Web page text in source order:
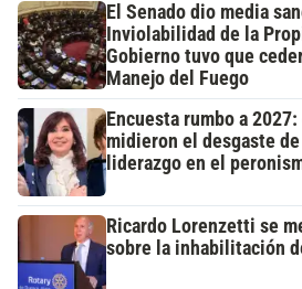
El Senado dio media
Inviolabilidad de la
Gobierno tuvo que
Manejo del Fuego
Encuesta rumbo a
midieron el desgaste
liderazgo en el
Ricardo Lorenzetti se
sobre la inhabilitación